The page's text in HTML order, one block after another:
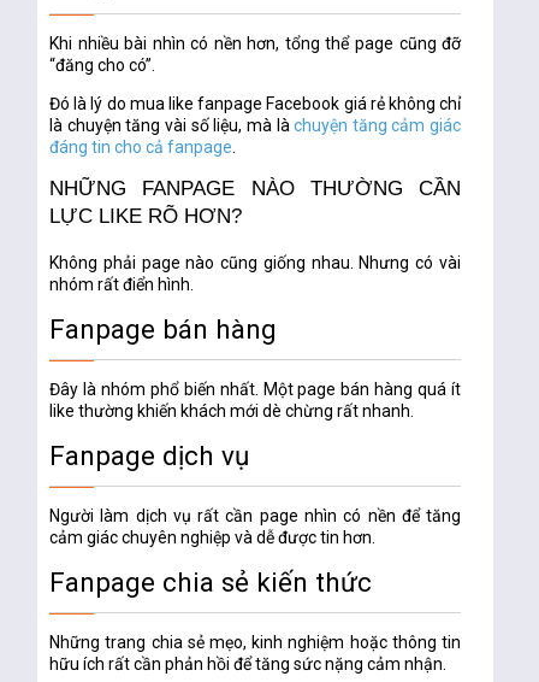
Khi nhiều bài nhìn có nền hơn, tổng thể page cũng đỡ
“đăng cho có”.
Đó là lý do mua like fanpage Facebook giá rẻkhông chỉ
là chuyện tăng vài số liệu, mà làchuyện tăng cảm giác
đáng tin cho cả fanpage
NHỮNG FANPAGE NÀO THƯỜNG CẦN
LỰC LIKE RÕ HƠN?
Không phải page nào cũng giống nhau. Nhưng có vài
nhóm rất điển hình.
Fanpage bán hàng
Đây là nhóm phổ biến nhất. Một page bán hàng quá ít
like thường khiến khách mới dè chừng rất nhanh.
Fanpage dịch vụ
Người làm dịch vụ rất cần page nhìn có nền để tăng
cảm giác chuyên nghiệp và dễ được tin hơn.
Fanpage chia sẻ kiến thức
Những trang chia sẻ mẹo, kinh nghiệm hoặc thông tin
hữu ích rất cần phản hồi để tăng sức nặng cảm nhận.